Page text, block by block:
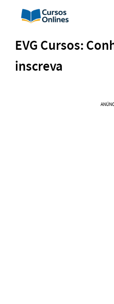
EVG Cursos:
inscreva